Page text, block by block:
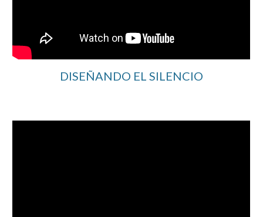
DISEÑANDO EL SILENCIO